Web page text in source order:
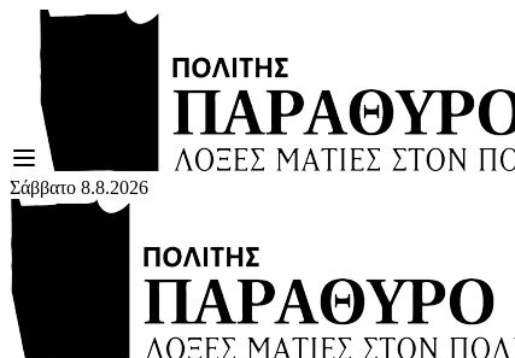
Σάββατο 8.8.2026